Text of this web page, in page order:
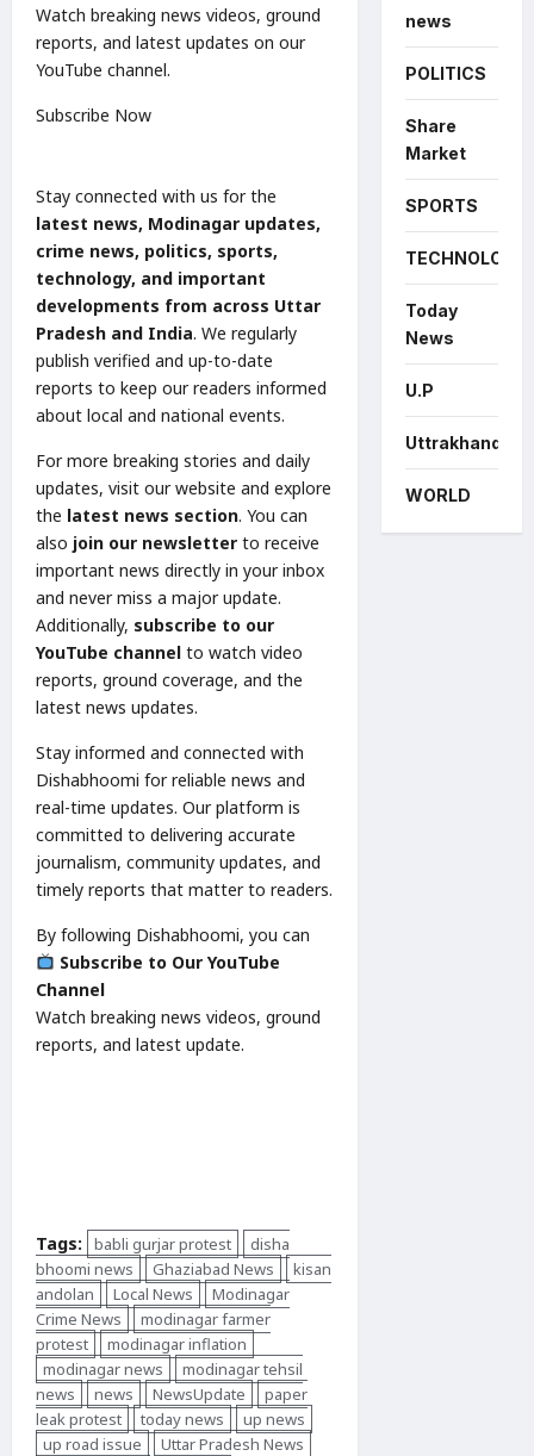
Watch breaking news videos, ground
reports, and latest updates on our
YouTube channel.
Subscribe Now
Stay connected with us for the
latest news, Modinagar updates,
crime news, politics, sports,
technology, and important
developments from across Uttar
Pradesh and India. We regularly
publish verified and up-to-date
reports to keep our readers informed
about local and national events.
For more breaking stories and daily
updates, visit our website and explore
the latest news section. You can
also join our newsletter to receive
important news directly in your inbox
and never miss a major update.
Additionally, subscribe to our
YouTube channel to watch video
reports, ground coverage, and the
latest news updates.
Stay informed and connected with
Dishabhoomi for reliable news and
real-time updates. Our platform is
committed to delivering accurate
journalism, community updates, and
timely reports that matter to readers.
By following Dishabhoomi, you can
Subscribe to Our YouTube
Channel
Watch breaking news videos, ground
reports, and latest update.
Tags: babli gurjar protest
disha
bhoomi news
Ghaziabad News
kisan
andolan
Local News
Modinagar
Crime News
modinagar farmer
protest
modinagar inflation
modinagar news
modinagar tehsil
news
news NewsUpdate
paper
leak protest
today news
up news
up road issue
Uttar Pradesh News
news
POLITICS
Share
Market
SPORTS
TECHNOLOGY
Today
News
U.P
Uttrakhand
WORLD